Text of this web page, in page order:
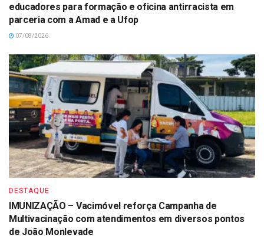
educadores para formação e oficina antirracista em
parceria com a Amad e a Ufop
07/08/2026
DESTAQUE
IMUNIZAÇÃO – Vacimóvel reforça Campanha de
Multivacinação com atendimentos em diversos pontos
de João Monlevade